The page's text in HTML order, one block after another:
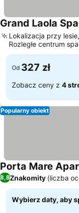
Grand Laola Spa
Lokalizacja przy
Rozległe centrum
biologicznej
Od 327 zł
Zobacz ceny z 4
Popularny obiekt
Porta Mare
8,8Znakomity (liczba
Wybierz daty, aby